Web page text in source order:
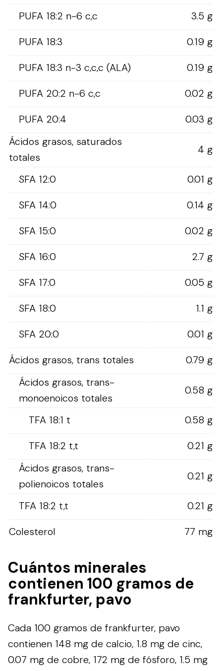
PUFA 18:2 n-6 c,c
3.5 g
PUFA 18:3
0.19 g
PUFA 18:3 n-3 c,c,c (ALA)
0.19 g
PUFA 20:2 n-6 c,c
0.02 g
PUFA 20:4
0.03 g
Ácidos grasos, saturados
totales
4 g
SFA 12:0
0.01 g
SFA 14:0
0.14 g
SFA 15:0
0.02 g
SFA 16:0
2.7 g
SFA 17:0
0.05 g
SFA 18:0
1.1 g
SFA 20:0
0.01 g
Ácidos grasos, trans totales
0.79 g
Ácidos grasos, trans-
monoenoicos totales
0.58 g
TFA 18:1 t
0.58 g
TFA 18:2 t,t
0.21 g
Ácidos grasos, trans-
polienoicos totales
0.21 g
TFA 18:2 t,t
0.21 g
Colesterol
77 mg
Cuántos minerales
contienen 100 gramos de
frankfurter, pavo
Cada 100 gramos de frankfurter, pavo
contienen 148 mg de calcio, 1.8 mg de cinc,
0.07 mg de cobre, 172 mg de fósforo, 1.5 mg